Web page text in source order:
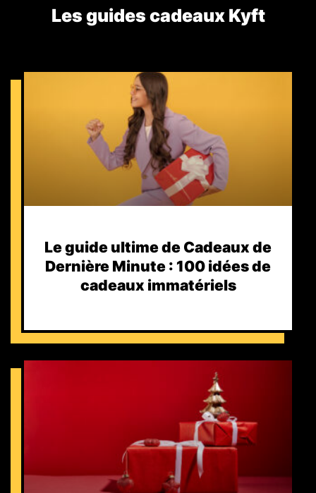
Les guides cadeaux Kyft​
Le guide ultime de Cadeaux de
Dernière Minute : 100 idées de
cadeaux immatériels